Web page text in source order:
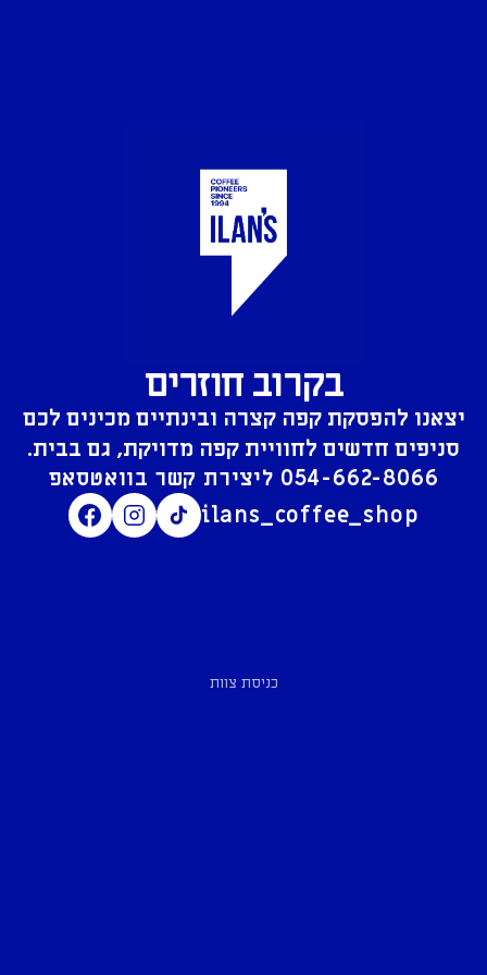
בקרוב חוזרים
יצאנו להפסקת קפה קצרה ובינתיים מכינים לכם
סניפים חדשים לחוויית קפה מדויקת, גם בבית.
054-662-8066
ilans_coffee_shop
כניסת צוות